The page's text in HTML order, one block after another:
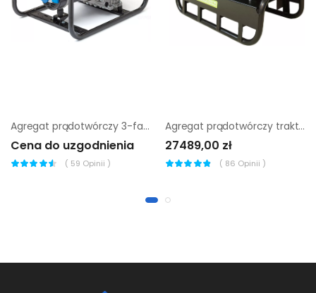
Agregat prądotwórczy 3-fazowy chicago pneumatic cppg 7p 3f+el
Cena do uzgodnienia
( 59 Opinii )
Agregat prądotwórczy traktorowy Agrovolt AV 80 R |
27489,00 zł
( 86 Opinii )